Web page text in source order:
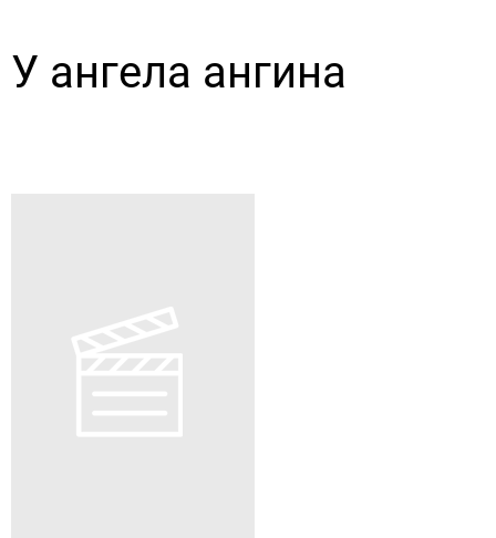
У ангела ангина